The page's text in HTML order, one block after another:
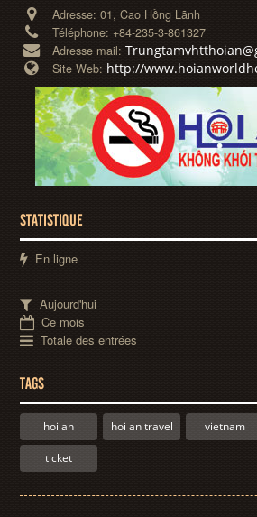
Adresse:01, Cao Hồng Lãnh
Téléphone:+84-235-3-861327
Adresse mail:
Site Web: http://
STATISTIQUE
En ligne
Aujourd'hui
Ce mois
Totale des entrées
TAGS
hoi an hoi an travel vietnam
ticket